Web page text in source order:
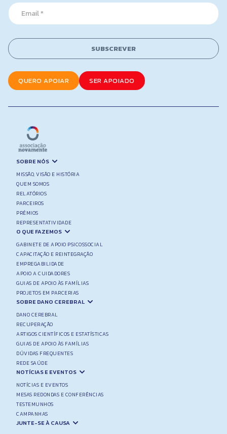
l
E
m
a
l
*
SUBSCREVER
QUERO APOIAR SER APOIADO
SOBRE NÓS
MISSÃO, VISÃO E HISTÓRIA
QUEM SOMOS
RELATÓRIOS
PARCEIROS
PRÉMIOS
REPRESENTATIVIDADE
O QUE FAZEMOS
GABINETE DE APOIO PSICOSSOCIAL
CAPACITAÇÃO E REINTEGRAÇÃO
EMPREGABILIDADE
APOIO A CUIDADORES
GUIAS DE APOIO ÀS FAMÍLIAS
PROJETOS EM PARCERIAS
SOBRE DANO CEREBRAL
DANO CEREBRAL
RECUPERAÇÃO
ARTIGOS CIENTÍFICOS E ESTATÍSTICAS
GUIAS DE APOIO ÀS FAMÍLIAS
DÚVIDAS FREQUENTES
REDE SAÚDE
NOTÍCIAS E EVENTOS
NOTÍCIAS E EVENTOS
MESAS REDONDAS E CONFERÊNCIAS
TESTEMUNHOS
CAMPANHAS
JUNTE-SE À CAUSA